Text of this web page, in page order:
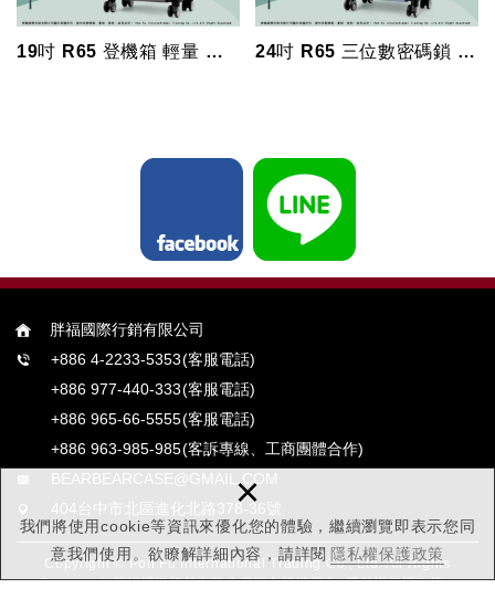
我們將使用cookie等資訊來優化您的體驗，繼續瀏覽即表示您同
意我們使用。欲瞭解詳細內容，請詳閱 隱私權保護政策
×
19吋 R65 登機箱 輕量 硬殼箱 行李箱 大容量 旅行箱 雙排飛機輪 霧面 防刮 拉桿箱 American Explorer 美國探險家 24吋 R65 三位數密碼鎖 霧面 防刮 輕量 行李箱 大容量 旅行箱 雙排飛機輪 拉桿箱 終身保修 美國探險家 American Explorer
胖福國際行銷有限公司
+886 4-2233-5353(客服電話)
+886 977-440-333(客服電話)
+886 965-66-5555(客服電話)
+886 963-985-985(客訴專線、工商團體合作)
BEARBEARCASE@GMAIL.COM
404台中市北區進化北路378-36號
Copyright © Pon Fu International Trading Co., Ltd. All Rights
Reserved. 胖福國際行銷有限公司圖文版權所有.隱私權保護政策